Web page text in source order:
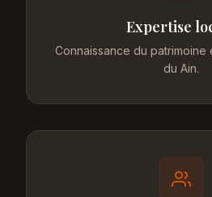
Expertise
Connaissance du
du Ain.